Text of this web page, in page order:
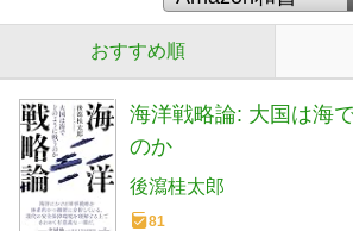
おすすめ順
海洋戦略論: 大国は海
のか
後瀉桂太郎
81